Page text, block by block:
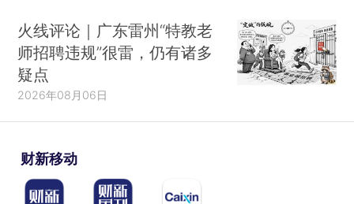
火线评论｜广东雷州“特教老
师招聘违规”很雷，仍有诸多
疑点
2026年08月06日
财新移动